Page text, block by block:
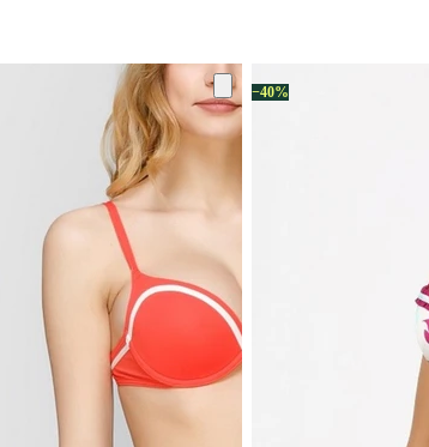
−40%